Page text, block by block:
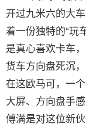
开过九米六的大
着一份独特的“玩
是真心喜欢卡车
货车方向盘死沉
在这欧马可，一
大屏、方向盘手
傅满是对这位新伙